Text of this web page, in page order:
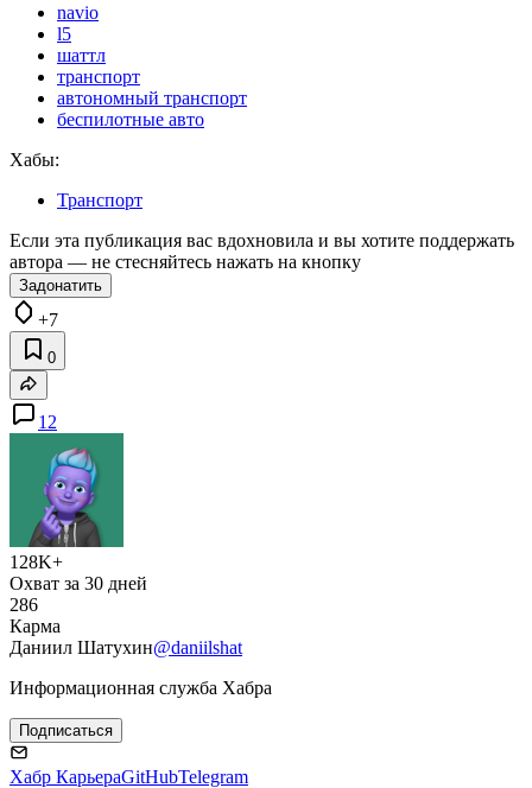
navio
l5
шаттл
транспорт
автономный транспорт
беспилотные авто
Хабы:
Транспорт
Если эта публикация вас вдохновила и вы хотите поддержать
автора — не стесняйтесь нажать на кнопку
Задонатить
+7
0
12
128K+
Охват за 30 дней
286
Карма
Даниил Шатухин@daniilshat
Информационная служба Хабра
Подписаться
Хабр КарьераGitHubTelegram